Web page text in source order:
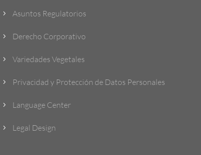
5 Asuntos Regulatorios
5 Derecho Corporativo
5 Variedades Vegetales
5 Privacidad y Protección de Datos Personales
5 Language Center
5 Legal Design